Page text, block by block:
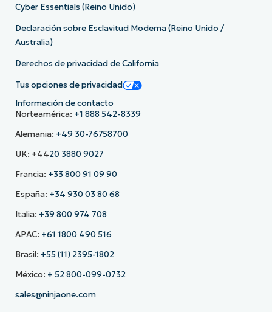
Cyber Essentials (Reino Unido)
Declaración sobre Esclavitud Moderna (Reino Unido /
Australia)
Derechos de privacidad de California
Tus opciones de privacidad
Información de contacto
Norteamérica: +1 888 542-8339
Alemania: +49 30-76758700
UK: +4420 3880 9027
Francia: +33 800 91 09 90
España: +34 930 03 80 68
Italia: +39 800 974 708
APAC: +61 1800 490 516
Brasil: +55 (11) 2395-1802
México: + 52 800-099-0732
sales@ninjaone.com